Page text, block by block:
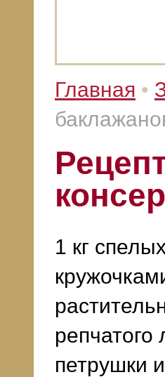
Главная •
1 кг
репчатого
петрушки